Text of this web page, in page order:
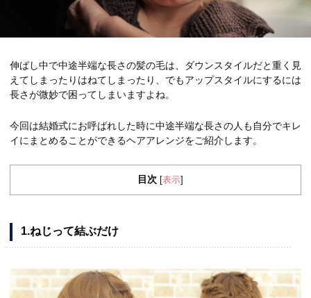
伸ばし中で中途半端な長さの髪の毛は、ダウンスタイルだと重く見
えてしまったりはねてしまったり、でもアップスタイルにするには
長さが微妙で困ってしまいますよね。
今回は結婚式にお呼ばれした時に中途半端な長さの人も自分でキレ
イにまとめることができるヘアアレンジをご紹介します。
目次 表示
1.ねじって結ぶだけ